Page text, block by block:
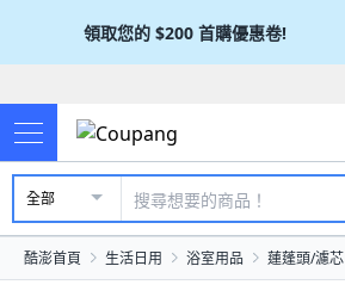
領取您的 $200 首購優惠卷!
全部
酷澎首頁 生活日用 浴室用品 蓮蓬頭/濾芯